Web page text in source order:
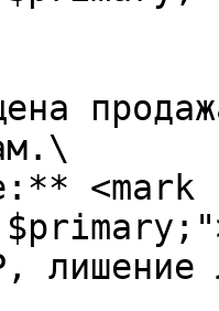
<mark